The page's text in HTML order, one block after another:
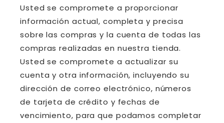
Usted se compromete a proporcionar
información actual, completa y precisa
sobre las compras y la cuenta de todas las
compras realizadas en nuestra tienda.
Usted se compromete a actualizar su
cuenta y otra información, incluyendo su
dirección de correo electrónico, números
de tarjeta de crédito y fechas de
vencimiento, para que podamos completar